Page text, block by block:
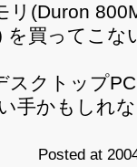
リ(Duron
を買ってこ
スクトップ
手かもしれ
Posted at